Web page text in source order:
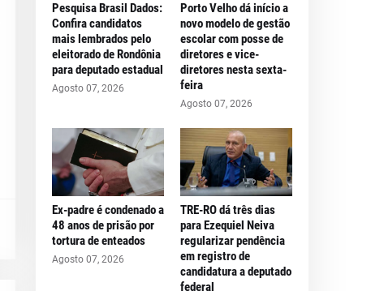
Pesquisa Brasil Dados:
Confira candidatos
mais lembrados pelo
eleitorado de Rondônia
para deputado estadual
Agosto 07, 2026
Porto Velho dá início a
novo modelo de gestão
escolar com posse de
diretores e vice-
diretores nesta sexta-
feira
Agosto 07, 2026
Ex-padre é condenado a
48 anos de prisão por
tortura de enteados
Agosto 07, 2026
TRE-RO dá três dias
para Ezequiel Neiva
regularizar pendência
em registro de
candidatura a deputado
federal